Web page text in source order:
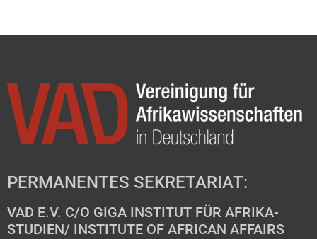
PERMANENTES SEKRETARIAT:
VAD E.V. C/O GIGA INSTITUT FÜR AFRIKA-
STUDIEN/ INSTITUTE OF AFRICAN AFFAIRS